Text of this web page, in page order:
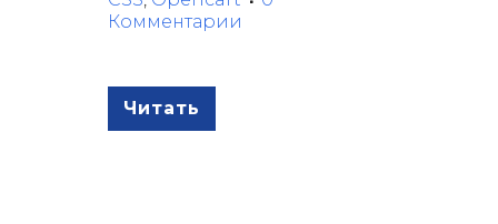
Комментарии
Читать